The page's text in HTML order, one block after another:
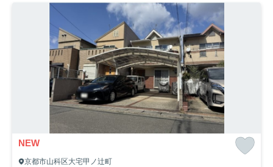
NEW
京都市山科区大宅甲ノ辻町